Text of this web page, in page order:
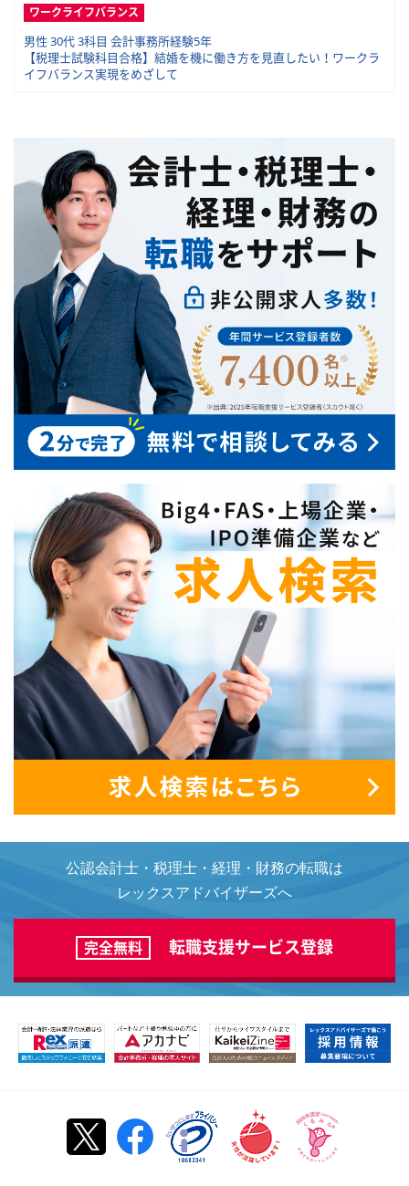
ワークライフバランス
男性 30代 3科目 会計事務所経験5年
【税理士試験科目合格】結婚を機に働き方を見直したい！ワークラ
イフバランス実現をめざして
公認会計士・税理士・経理・財務の転職は
レックスアドバイザーズへ
完全無料 転職支援サービス登録